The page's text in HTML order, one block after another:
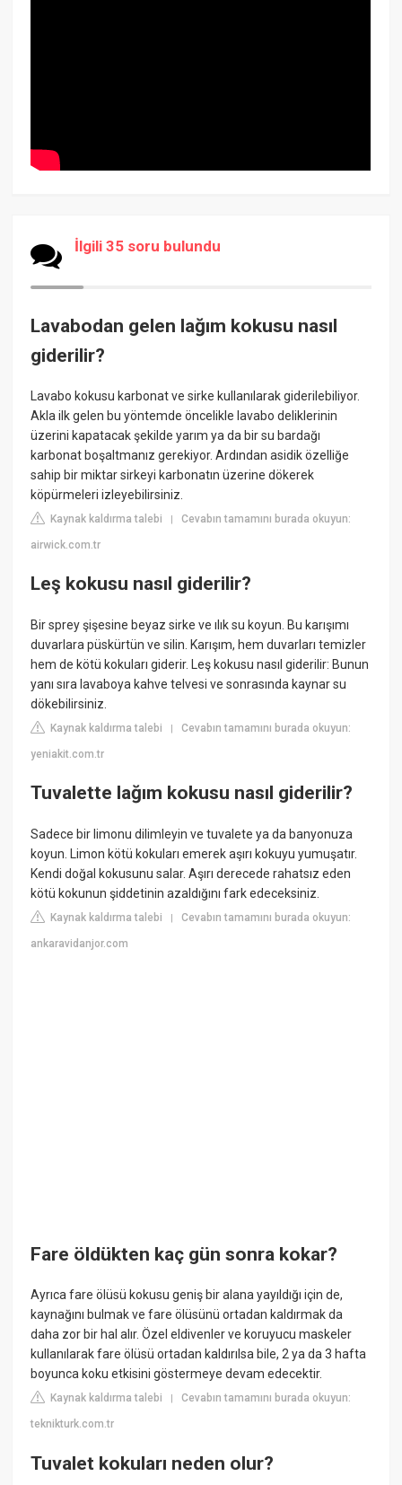
İlgili 35 soru bulundu
Lavabodan gelen lağım kokusu nasıl
giderilir?
Lavabo kokusu karbonat ve sirke kullanılarak giderilebiliyor.
Akla ilk gelen bu yöntemde öncelikle lavabo deliklerinin
üzerini kapatacak şekilde yarım ya da bir su bardağı
karbonat boşaltmanız gerekiyor. Ardından asidik özelliğe
sahip bir miktar sirkeyi karbonatın üzerine dökerek
köpürmeleri izleyebilirsiniz.
Kaynak kaldırma talebi |Cevabın tamamını burada okuyun:
airwick.com.tr
Leş kokusu nasıl giderilir?
Bir sprey şişesine beyaz sirke ve ılık su koyun. Bu karışımı
duvarlara püskürtün ve silin. Karışım, hem duvarları temizler
hem de kötü kokuları giderir. Leş kokusu nasıl giderilir: Bunun
yanı sıra lavaboya kahve telvesi ve sonrasında kaynar su
dökebilirsiniz.
Kaynak kaldırma talebi |Cevabın tamamını burada okuyun:
yeniakit.com.tr
Tuvalette lağım kokusu nasıl giderilir?
Sadece bir limonu dilimleyin ve tuvalete ya da banyonuza
koyun. Limon kötü kokuları emerek aşırı kokuyu yumuşatır.
Kendi doğal kokusunu salar. Aşırı derecede rahatsız eden
kötü kokunun şiddetinin azaldığını fark edeceksiniz.
Kaynak kaldırma talebi |Cevabın tamamını burada okuyun:
ankaravidanjor.com
Fare öldükten kaç gün sonra kokar?
Ayrıca fare ölüsü kokusu geniş bir alana yayıldığı için de,
kaynağını bulmak ve fare ölüsünü ortadan kaldırmak da
daha zor bir hal alır. Özel eldivenler ve koruyucu maskeler
kullanılarak fare ölüsü ortadan kaldırılsa bile, 2 ya da 3 hafta
boyunca koku etkisini göstermeye devam edecektir.
Kaynak kaldırma talebi |Cevabın tamamını burada okuyun:
teknikturk.com.tr
Tuvalet kokuları neden olur?